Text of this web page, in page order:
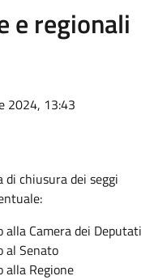
e regionali
2024, 13:43
chiusura dei seggi
Camera dei Deputati
al Senato
Regione